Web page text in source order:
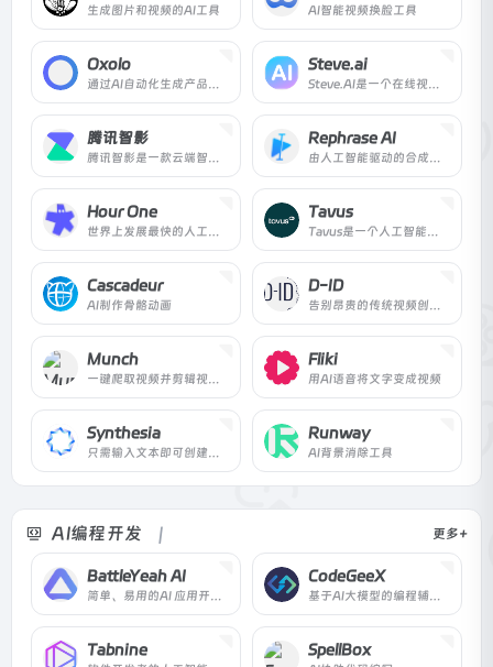
生成图片和视频的AI工具 AI智能视频换脸工具
Oxolo
通过AI自动化生成产品宣传视频
Steve.ai
Steve.AI是一个在线视频制作软件，帮助任何人在几秒钟内创建视频和动画。
腾讯智影
腾讯智影是一款云端智能视频创作工具，集素材搜集、视频剪辑、渲染导出和发布于一体的免费在线剪辑平台。强大的AI智能工具，支持文本配音、数字人播报、自动字幕识别、文章转视频、去水印、视频解说、横转竖等功能，拥有丰富的素材库，极大提升创作效率，帮助用户更好地进行视频化的表达。
Rephrase AI
由人工智能驱动的合成视频创作平台，可在几分钟内将您的纯文本转换为高度吸引人的专业质量视频。
Hour One
世界上发展最快的人工智能视频制作商，可以将文本转化为视频
Tavus
Tavus是一个人工智能视频生成平台，它能自动为每个受众提供个性化的视频。用独特的语音变量定制视频，并在你点击发送后长时间内推动重复转换。
Cascadeur
AI制作骨骼动画
D-ID
告别昂贵的传统视频创作!在几分钟内从纯文本创建视频!易于使用，便宜且可扩展。
Munch
一键爬取视频并剪辑视频至tiktok等十几个平台
Fliki
用AI语音将文字变成视频
Synthesia
只需输入文本即可创建人工智能视频。易于使用、价格低廉且可扩展。直接从您的浏览器制作与人类演示者互动的视频。免费演示。
Runway
AI背景消除工具
AI编程开发 更多+
BattleYeah AI
简单、易用的AI 应用开发平台，全新交互形式，API无缝集成至企业系统，帮助企业实现AI生产力革命。
CodeGeeX
基于AI大模型的编程辅助工具，可以实现自动代码生成、代码翻译、自动编写注释等功能，支持20多种编程语言。
Tabnine SpellBox